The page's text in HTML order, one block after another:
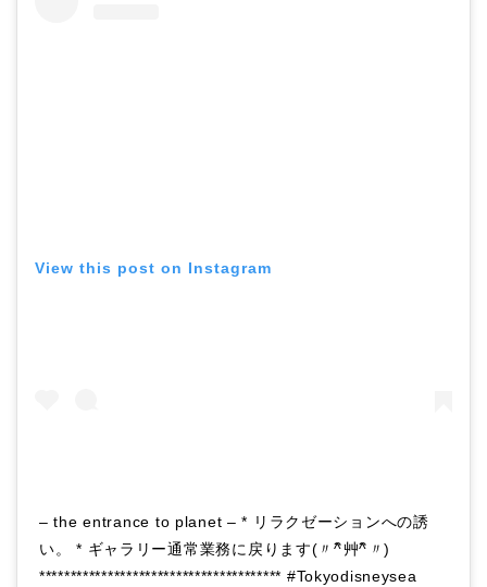
View this post on Instagram
– the entrance to planet – * リラクゼーションへの誘
い。 * ギャラリー通常業務に戻ります(〃^ิ艸^ิ〃)
*************************************** #Tokyodisneysea